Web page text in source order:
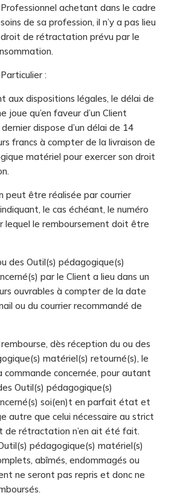
achetant dans le cadre
de sa profession, il n’y a pas lieu
droit de rétractation prévu par le
:
aux dispositions légales, le délai de
joue qu’en faveur d’un Client
dispose d’un délai de 14
francs à compter de la livraison de
matériel pour exercer son droit
peut être réalisée par courrier
le cas échéant, le numéro
lequel le remboursement doit être
des Outil(s) pédagogique(s)
par le Client a lieu dans un
ouvrables à compter de la date
ou du courrier recommandé de
dès réception du ou des
matériel(s) retourné(s), le
concernée, pour autant
Outil(s) pédagogique(s)
soi(en)t en parfait état et
autre que celui nécessaire au strict
de rétractation n’en ait été fait.
pédagogique(s) matériel(s)
abîmés, endommagés ou
ne seront pas repris et donc ne